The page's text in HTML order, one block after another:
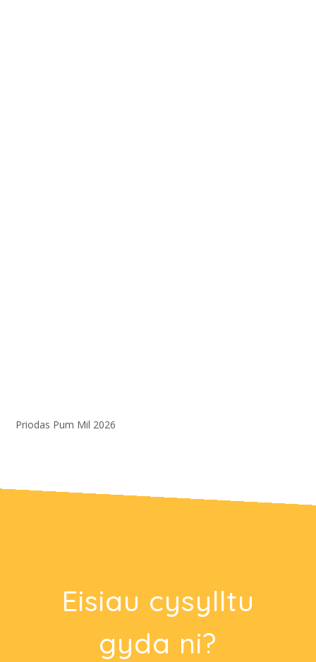
Priodas Pum Mil 2026
Eisiau cysylltu
gyda ni?